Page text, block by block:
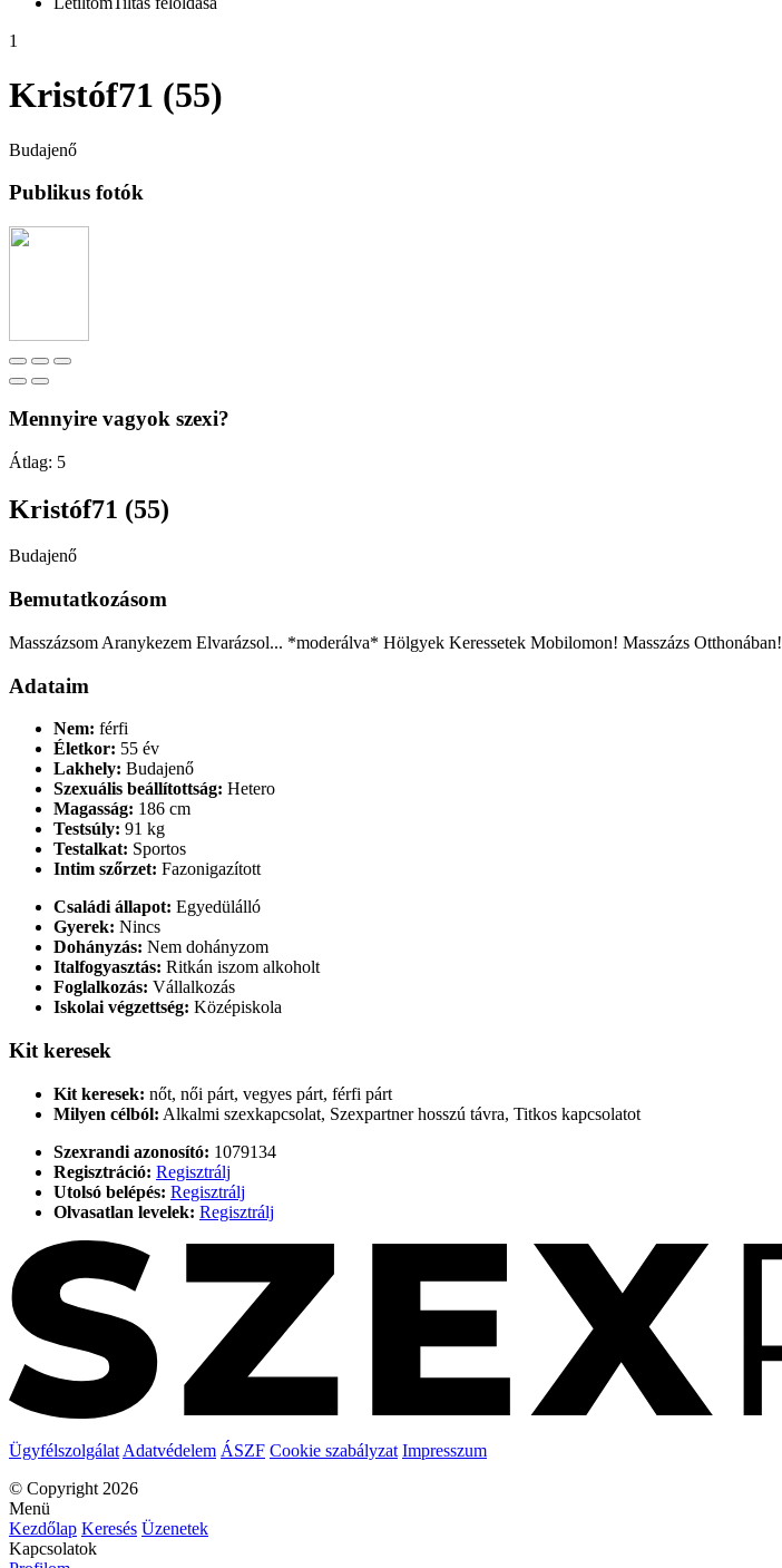
1
Kristóf71 (55)
Budajenő
Publikus fotók
Mennyire vagyok szexi?
Átlag: 5
Kristóf71 (55)
Budajenő
Bemutatkozásom
Masszázsom Aranykezem Elvarázsol... *moderálva* Hölgyek Keressetek Mobilomon! Masszázs Otthonában!
Adataim
Nem: férfi
Életkor: 55 év
Lakhely: Budajenő
Szexuális beállítottság: Hetero
Magasság: 186 cm
Testsúly: 91 kg
Testalkat: Sportos
Intim szőrzet: Fazonigazított
Családi állapot: Egyedülálló
Gyerek: Nincs
Dohányzás: Nem dohányzom
Italfogyasztás: Ritkán iszom alkoholt
Foglalkozás: Vállalkozás
Iskolai végzettség: Középiskola
Kit keresek
Kit keresek: nőt, női párt, vegyes párt, férfi párt
Milyen célból: Alkalmi szexkapcsolat, Szexpartner hosszú távra, Titkos kapcsolatot
Szexrandi azonosító: 1079134
Regisztráció: Regisztrálj
Utolsó belépés: Regisztrálj
Olvasatlan levelek: Regisztrálj
Ügyfélszolgálat Adatvédelem ÁSZF Cookie szabályzat Impresszum
© Copyright 2026
Menü
Kezdőlap Keresés Üzenetek
Kapcsolatok